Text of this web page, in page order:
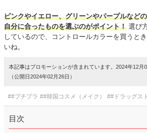
ピンクやイエロー、グリーンやパープルなど
自分に合ったものを選ぶのがポイント！ 選び
しているので、コントロールカラーを買うと
いね。
本記事はプロモーションが含まれています。2024年12月
（公開日2024年02月26日）
##プチプラ ##韓国コスメ（メイク） ##ドラッグス
目次